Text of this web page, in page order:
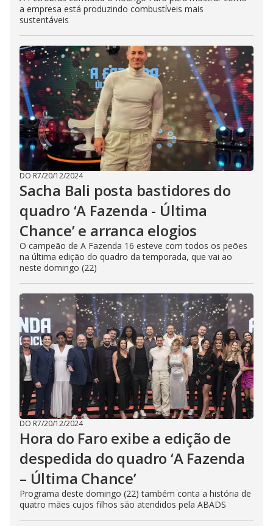
a empresa está produzindo combustíveis mais
sustentáveis
DO R7/20/12/2024
Sacha Bali posta bastidores do
quadro ‘A Fazenda - Última
Chance’ e arranca elogios
O campeão de A Fazenda 16 esteve com todos os peões
na última edição do quadro da temporada, que vai ao
neste domingo (22)
DO R7/20/12/2024
Hora do Faro exibe a edição de
despedida do quadro ‘A Fazenda
– Última Chance’
Programa deste domingo (22) também conta a história de
quatro mães cujos filhos são atendidos pela ABADS